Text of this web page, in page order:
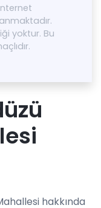
yoktur. Bu
hakkında